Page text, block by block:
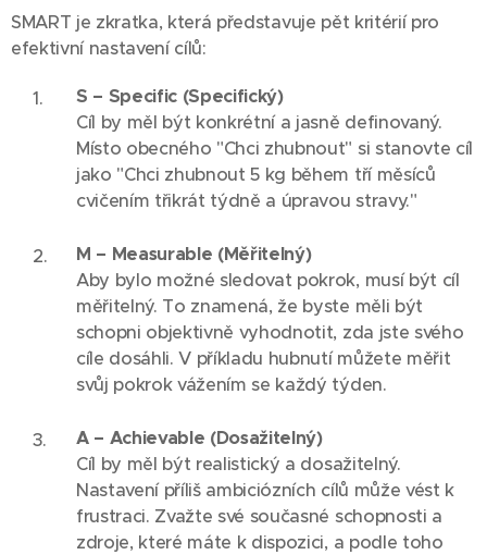
SMART je zkratka, která představuje pět kritérií pro
efektivní nastavení cílů:
S – Specific (Specifický)
Cíl by měl být konkrétní a jasně definovaný.
Místo obecného "Chci zhubnout" si stanovte cíl
jako "Chci zhubnout 5 kg během tří měsíců
cvičením třikrát týdně a úpravou stravy."
M – Measurable (Měřitelný)
Aby bylo možné sledovat pokrok, musí být cíl
měřitelný. To znamená, že byste měli být
schopni objektivně vyhodnotit, zda jste svého
cíle dosáhli. V příkladu hubnutí můžete měřit
svůj pokrok vážením se každý týden.
A – Achievable (Dosažitelný)
Cíl by měl být realistický a dosažitelný.
Nastavení příliš ambiciózních cílů může vést k
frustraci. Zvažte své současné schopnosti a
zdroje, které máte k dispozici, a podle toho